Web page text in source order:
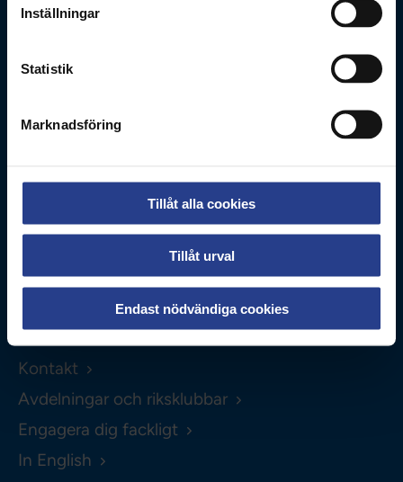
Inställningar
Statistik
Marknadsföring
Tillåt alla cookies
Tillåt urval
Endast nödvändiga cookies
Adolf Fredriks Kyrkogata 11
0771-420 420
Personuppgifter
Kontakt
Avdelningar och riksklubbar
Engagera dig fackligt
In English